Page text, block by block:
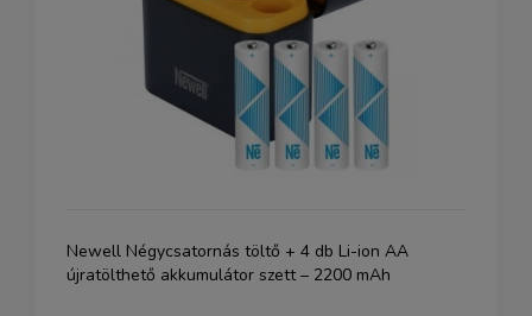
Newell Négycsatornás töltő + 4 db Li-ion AA
újratölthető akkumulátor szett – 2200 mAh